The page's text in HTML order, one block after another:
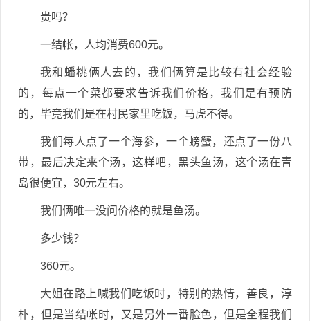
贵吗？
一结帐，人均消费600元。
我和蟠桃俩人去的，我们俩算是比较有社会经验
的，每点一个菜都要求告诉我们价格，我们是有预防
的，毕竟我们是在村民家里吃饭，马虎不得。
我们每人点了一个海参，一个螃蟹，还点了一份八
带，最后决定来个汤，这样吧，黑头鱼汤，这个汤在青
岛很便宜，30元左右。
我们俩唯一没问价格的就是鱼汤。
多少钱？
360元。
大姐在路上喊我们吃饭时，特别的热情，善良，淳
朴，但是当结帐时，又是另外一番脸色，但是全程我们